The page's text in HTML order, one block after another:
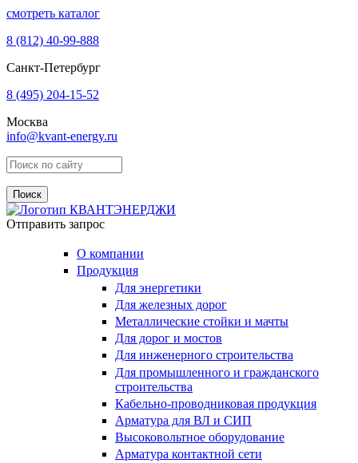
смотреть каталог
8 (812) 40-99-888
Санкт-Петербург
8 (495) 204-15-52
Москва
info@kvant-energy.ru
Поиск по сайту
Отправить запрос
О компании
Продукция
Для энергетики
Для железных дорог
Металлические стойки и мачты
Для дорог и мостов
Для инженерного строительства
Для промышленного и гражданского
строительства
Кабельно-проводниковая продукция
Арматура для ВЛ и СИП
Высоковольтное оборудование
Арматура контактной сети